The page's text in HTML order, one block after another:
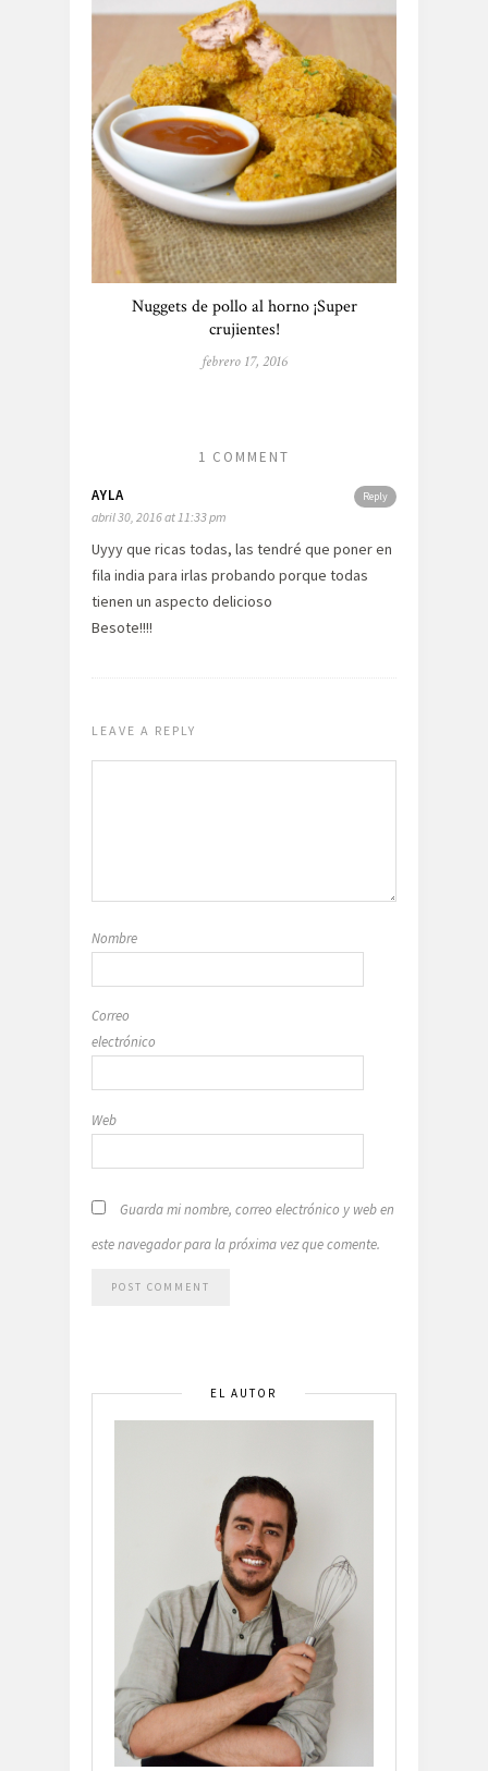
Nuggets de pollo al horno ¡Super
crujientes!
febrero 17, 2016
1 COMMENT
Reply
AYLA
abril 30, 2016 at 11:33 pm
Uyyy que ricas todas, las tendré que poner en
fila india para irlas probando porque todas
tienen un aspecto delicioso
Besote!!!!
LEAVE A REPLY
Nombre
Correo
electrónico
Web
Guarda mi nombre, correo electrónico y web en
este navegador para la próxima vez que comente.
EL AUTOR